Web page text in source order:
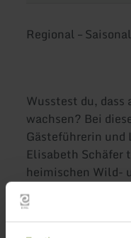
Regional –
Wusstest du, dass
wachsen? Bei
Gästeführerin
Elisabeth Schäfer
heimischen Wild-
dir, wie du
besonderen
sie rücksichtsvoll